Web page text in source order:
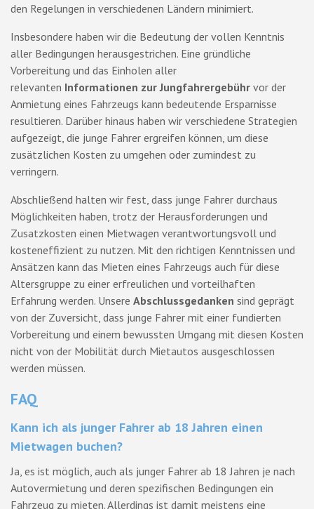
den Regelungen in verschiedenen Ländern minimiert.
Insbesondere haben wir die Bedeutung der vollen Kenntnis
aller Bedingungen herausgestrichen. Eine gründliche
Vorbereitung und das Einholen aller
relevanten Informationen zur Jungfahrergebühr vor der
Anmietung eines Fahrzeugs kann bedeutende Ersparnisse
resultieren. Darüber hinaus haben wir verschiedene Strategien
aufgezeigt, die junge Fahrer ergreifen können, um diese
zusätzlichen Kosten zu umgehen oder zumindest zu
verringern.
Abschließend halten wir fest, dass junge Fahrer durchaus
Möglichkeiten haben, trotz der Herausforderungen und
Zusatzkosten einen Mietwagen verantwortungsvoll und
kosteneffizient zu nutzen. Mit den richtigen Kenntnissen und
Ansätzen kann das Mieten eines Fahrzeugs auch für diese
Altersgruppe zu einer erfreulichen und vorteilhaften
Erfahrung werden. Unsere Abschlussgedanken sind geprägt
von der Zuversicht, dass junge Fahrer mit einer fundierten
Vorbereitung und einem bewussten Umgang mit diesen Kosten
nicht von der Mobilität durch Mietautos ausgeschlossen
werden müssen.
FAQ
Kann ich als junger Fahrer ab 18 Jahren einen
Mietwagen buchen?
Ja, es ist möglich, auch als junger Fahrer ab 18 Jahren je nach
Autovermietung und deren spezifischen Bedingungen ein
Fahrzeug zu mieten. Allerdings ist damit meistens eine